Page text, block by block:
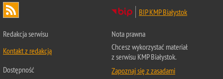
BIP KMP Białystok
Redakcja serwisu
Kontakt z redakcją
Dostępność
Nota prawna
Chcesz wykorzystać materiał
z serwisu KMP Białystok.
Zapoznaj się z zasadami